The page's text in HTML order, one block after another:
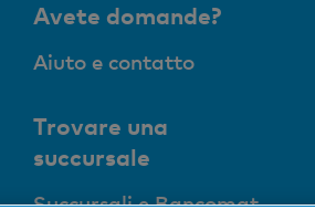
Avete domande?
Aiuto e contatto
Trovare una
succursale
Succursali e Bancomat